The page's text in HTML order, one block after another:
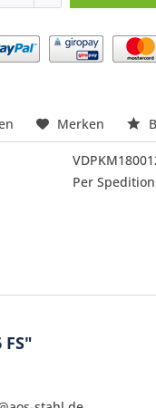
Merken
Per Spedition